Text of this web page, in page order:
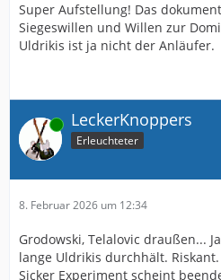
Super Aufstellung! Das
Siegeswillen und Willen zur
Uldrikis ist ja nicht der Anläufer.
Online LeckerKnoppers
Erleuchteter
8. Februar 2026 um 12:34
Grodowski, Telalovic draußen...
lange Uldrikis durchhält.
Sicker Experiment scheint